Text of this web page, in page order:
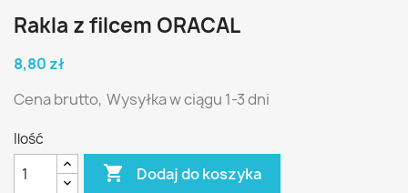
Rakla z filcem ORACAL
8,80 zł
Cena brutto, Wysyłka w ciągu 1-3 dni
Ilość
 Dodaj do koszyka